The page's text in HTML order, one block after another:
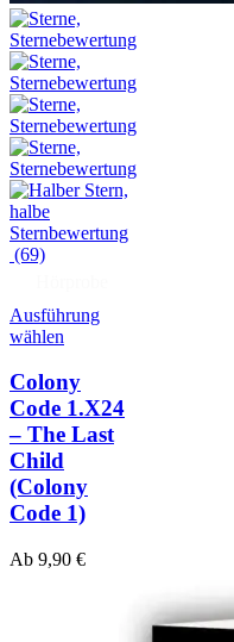
(69)
Ausführung
wählen
Colony
Code 1.X24
– The Last
Child
(Colony
Code 1)
Ab 9,90 €